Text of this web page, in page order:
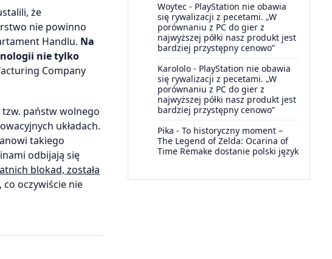
że
nie powinno
Handlu. Na
nie tylko
Company
państw wolnego
układach.
takiego
odbijają się
blokad, została
, co oczywiście nie
Woytec - PlayStation nie obawia
się rywalizacji z pecetami. „W
porównaniu z PC do gier z
najwyższej półki nasz produkt jest
bardziej przystępny cenowo”
Karololo - PlayStation nie obawia
się rywalizacji z pecetami. „W
porównaniu z PC do gier z
najwyższej półki nasz produkt jest
bardziej przystępny cenowo”
Pika - To historyczny moment –
The Legend of Zelda: Ocarina of
Time Remake dostanie polski język